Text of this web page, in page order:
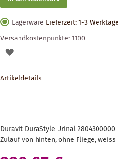
Lagerware Lieferzeit: 1-3 Werktage
Versandkostenpunkte:1100
AUF
Artikeldetails
Duravit DuraStyle Urinal 2804300000
Zulauf von hinten, ohne Fliege, weiss